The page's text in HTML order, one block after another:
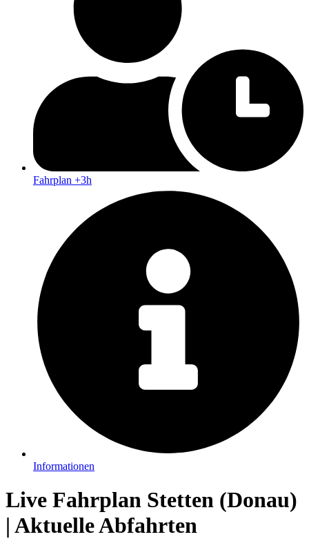
Fahrplan +3h
Informationen
Live Fahrplan Stetten (Donau)
| Aktuelle Abfahrten